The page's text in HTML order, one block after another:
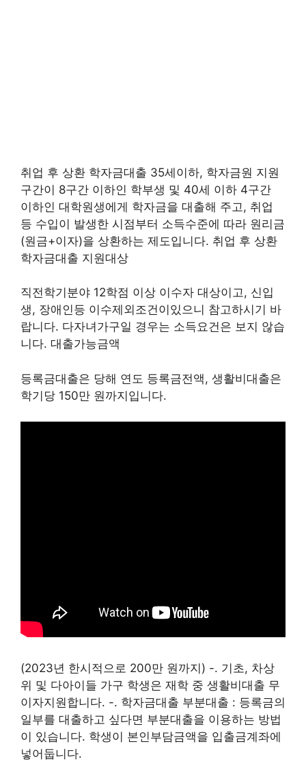
취업 후 상환 학자금대출 35세이하, 학자금원 지원
구간이 8구간 이하인 학부생 및 40세 이하 4구간
이하인 대학원생에게 학자금을 대출해 주고, 취업
등 수입이 발생한 시점부터 소득수준에 따라 원리금
(원금+이자)을 상환하는 제도입니다. 취업 후 상환
학자금대출 지원대상
직전학기분야 12학점 이상 이수자 대상이고, 신입
생, 장애인등 이수제외조건이있으니 참고하시기 바
랍니다. 다자녀가구일 경우는 소득요건은 보지 않습
니다. 대출가능금액
등록금대출은 당해 연도 등록금전액, 생활비대출은
학기당 150만 원까지입니다.
(2023년 한시적으로 200만 원까지) -. 기초, 차상
위 및 다아이들 가구 학생은 재학 중 생활비대출 무
이자지원합니다. -. 학자금대출 부분대출 : 등록금의
일부를 대출하고 싶다면 부분대출을 이용하는 방법
이 있습니다. 학생이 본인부담금액을 입출금계좌에
넣어둡니다.